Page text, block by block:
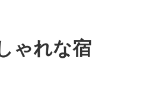
ゃれな宿